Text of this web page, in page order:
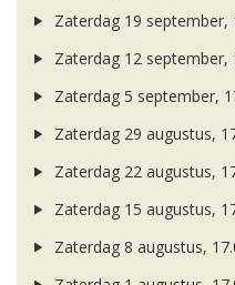
Zaterdag 19 september,
Zaterdag 12 september,
Zaterdag 5 september,
Zaterdag 29 augustus,
Zaterdag 22 augustus,
Zaterdag 15 augustus,
Zaterdag 8 augustus,